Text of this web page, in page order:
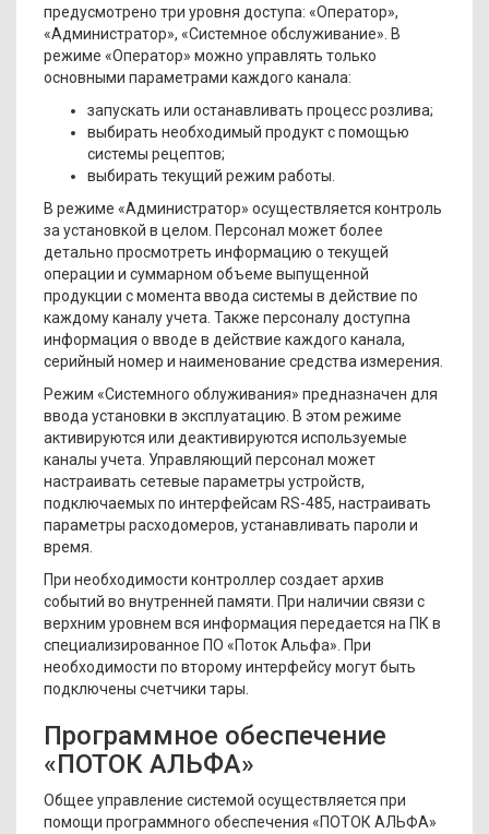
предусмотрено три уровня доступа: «Оператор»,
«Администратор», «Системное обслуживание». В
режиме «Оператор» можно управлять только
основными параметрами каждого канала:
запускать или останавливать процесс розлива;
выбирать необходимый продукт с помощью
системы рецептов;
выбирать текущий режим работы.
В режиме «Администратор» осуществляется контроль
за установкой в целом. Персонал может более
детально просмотреть информацию о текущей
операции и суммарном объеме выпущенной
продукции с момента ввода системы в действие по
каждому каналу учета. Также персоналу доступна
информация о вводе в действие каждого канала,
серийный номер и наименование средства измерения.
Режим «Системного облуживания» предназначен для
ввода установки в эксплуатацию. В этом режиме
активируются или деактивируются используемые
каналы учета. Управляющий персонал может
настраивать сетевые параметры устройств,
подключаемых по интерфейсам RS-485, настраивать
параметры расходомеров, устанавливать пароли и
время.
При необходимости контроллер создает архив
событий во внутренней памяти. При наличии связи с
верхним уровнем вся информация передается на ПК в
специализированное ПО «Поток Альфа». При
необходимости по второму интерфейсу могут быть
подключены счетчики тары.
Программное обеспечение
«ПОТОК АЛЬФА»
Общее управление системой осуществляется при
помощи программного обеспечения «ПОТОК АЛЬФА»